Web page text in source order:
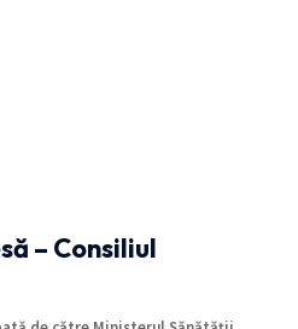
– Consiliul